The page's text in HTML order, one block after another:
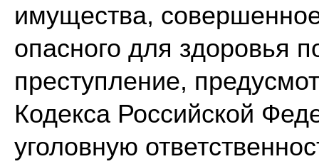
имущества,
опасного для здоровья
преступление,
Кодекса Российской
уголовную